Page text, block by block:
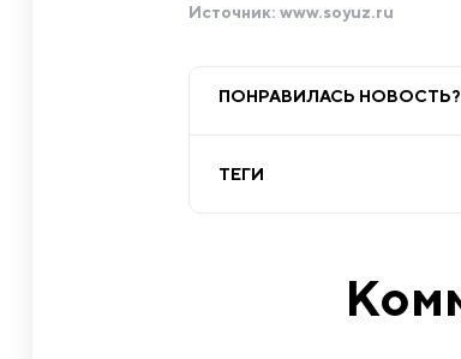
Источник: www.soyuz.ru
ПОНРАВИЛАСЬ НОВОСТЬ?
ТЕГИ